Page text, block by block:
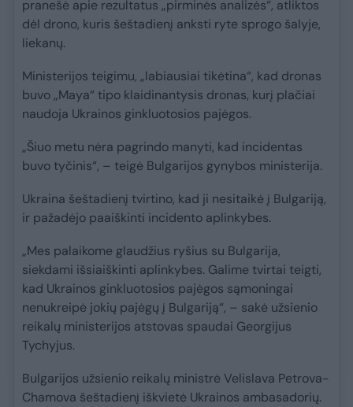
pranešė apie rezultatus „pirminės analizės“, atliktos
dėl drono, kuris šeštadienį anksti ryte sprogo šalyje,
liekanų.
Ministerijos teigimu, „labiausiai tikėtina“, kad dronas
buvo „Maya“ tipo klaidinantysis dronas, kurį plačiai
naudoja Ukrainos ginkluotosios pajėgos.
„Šiuo metu nėra pagrindo manyti, kad incidentas
buvo tyčinis“, – teigė Bulgarijos gynybos ministerija.
Ukraina šeštadienį tvirtino, kad ji nesitaikė į Bulgariją,
ir pažadėjo paaiškinti incidento aplinkybes.
„Mes palaikome glaudžius ryšius su Bulgarija,
siekdami išsiaiškinti aplinkybes. Galime tvirtai teigti,
kad Ukrainos ginkluotosios pajėgos sąmoningai
nenukreipė jokių pajėgų į Bulgariją“, – sakė užsienio
reikalų ministerijos atstovas spaudai Georgijus
Tychyjus.
Bulgarijos užsienio reikalų ministrė Velislava Petrova-
Chamova šeštadienį iškvietė Ukrainos ambasadorių.